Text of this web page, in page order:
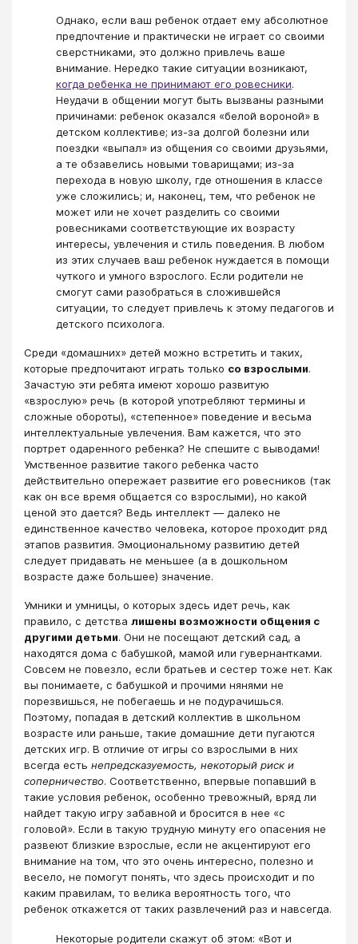
Однако, если ваш ребенок отдает ему абсолютное
предпочтение и практически не играет со своими
сверстниками, это должно привлечь ваше
внимание. Нередко такие ситуации возникают,
когда ребенка не принимают его ровесники.
Неудачи в общении могут быть вызваны разными
причинами: ребенок оказался «белой вороной» в
детском коллективе; из-за долгой болезни или
поездки «выпал» из общения со своими друзьями,
а те обзавелись новыми товарищами; из-за
перехода в новую школу, где отношения в классе
уже сложились; и, наконец, тем, что ребенок не
может или не хочет разделить со своими
ровесниками соответствующие их возрасту
интересы, увлечения и стиль поведения. В любом
из этих случаев ваш ребенок нуждается в помощи
чуткого и умного взрослого. Если родители не
смогут сами разобраться в сложившейся
ситуации, то следует привлечь к этому педагогов и
детского психолога.
Среди «домашних» детей можно встретить и таких,
которые предпочитают играть только со взрослыми.
Зачастую эти ребята имеют хорошо развитую
«взрослую» речь (в которой употребляют термины и
сложные обороты), «степенное» поведение и весьма
интеллектуальные увлечения. Вам кажется, что это
портрет одаренного ребенка? Не спешите с выводами!
Умственное развитие такого ребенка часто
действительно опережает развитие его ровесников (так
как он все время общается со взрослыми), но какой
ценой это дается? Ведь интеллект ― далеко не
единственное качество человека, которое проходит ряд
этапов развития. Эмоциональному развитию детей
следует придавать не меньшее (а в дошкольном
возрасте даже большее) значение.
Умники и умницы, о которых здесь идет речь, как
правило, с детства лишены возможности общения с
другими детьми. Они не посещают детский сад, а
находятся дома с бабушкой, мамой или гувернантками.
Совсем не повезло, если братьев и сестер тоже нет. Как
вы понимаете, с бабушкой и прочими нянями не
порезвишься, не побегаешь и не подурачишься.
Поэтому, попадая в детский коллектив в школьном
возрасте или раньше, такие домашние дети пугаются
детских игр. В отличие от игры со взрослыми в них
всегда есть непредсказуемость, некоторый риск и
соперничество. Соответственно, впервые попавший в
такие условия ребенок, особенно тревожный, вряд ли
найдет такую игру забавной и бросится в нее «с
головой». Если в такую трудную минуту его опасения не
развеют близкие взрослые, если не акцентируют его
внимание на том, что это очень интересно, полезно и
весело, не помогут понять, что здесь происходит и по
каким правилам, то велика вероятность того, что
ребенок откажется от таких развлечений раз и навсегда.
Некоторые родители скажут об этом: «Вот и